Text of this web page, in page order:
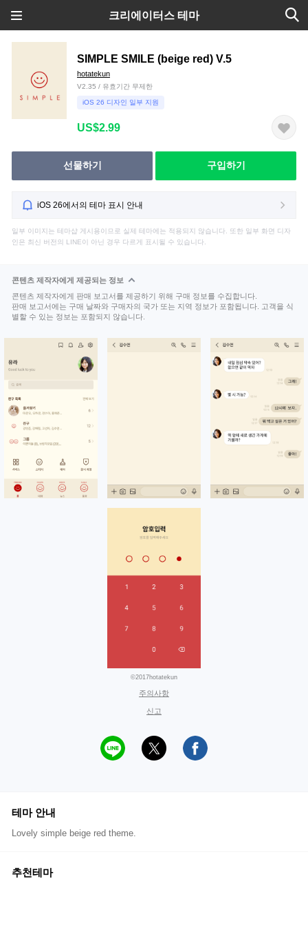
크리에이터스 테마
SIMPLE SMILE (beige red) V.5
hotatekun
V2.35 / 유효기간 무제한
iOS 26 디자인 일부 지원
US$2.99
선물하기 구입하기
iOS 26에서의 테마 표시 안내
일부 이미지는 테마샵 게시용이므로 실제 테마에는 적용되지 않습니다. 또한 일부 화면 디자
인은 최신 버전의 LINE이 아닌 경우 다르게 표시될 수 있습니다.
콘텐츠 제작자에게 제공되는 정보
콘텐츠 제작자에게 판매 보고서를 제공하기 위해 구매 정보를 수집합니다.
판매 보고서에는 구매 날짜와 구매자의 국가 또는 지역 정보가 포함됩니다. 고객을 식
별할 수 있는 정보는 포함되지 않습니다.
©2017hotatekun
주의사항
신고
테마 안내
Lovely simple beige red theme.
추천테마